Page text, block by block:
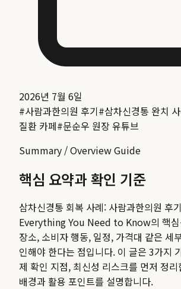
2026년 7월 6일
#사람과한의원 후기#삼차신경통 완치
질환 카페#문순우 원장 유튜브
Summary / Overview Guide
핵심 요약과 확인 기준
삼차신경통 회복 사례: 사람과한의원 후
Everything You Need to Know의 핵
장소, 소비자 행동, 일정, 가격대 같은 세
인해야 한다는 점입니다. 이 글은 3가지
제 확인 지점, 최신성 리스크를 먼저 정리
배경과 활용 포인트를 설명합니다.